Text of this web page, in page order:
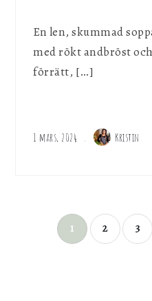
En len, skummad
med rökt andbröst
förrätt, […]
1 mars, 2024 Kristin
Sidnumrering
1 2 3